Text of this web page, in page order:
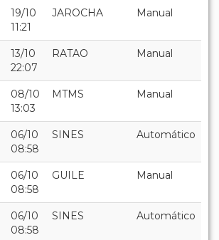
19/10
11:21
JAROCHA Manual
13/10
22:07
RATAO Manual
08/10
13:03
MTMS Manual
06/10
08:58
SINES Automático
06/10
08:58
GUILE Manual
06/10
08:58
SINES Automático